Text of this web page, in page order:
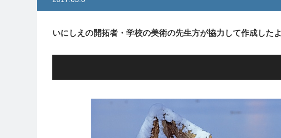
いにしえの開拓者・学校の美術の先生方が協力して作成したよ